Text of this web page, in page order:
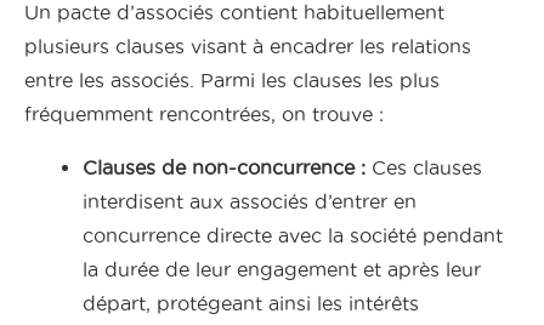
Un pacte d’associés contient habituellement
plusieurs clauses visant à encadrer les relations
entre les associés. Parmi les clauses les plus
fréquemment rencontrées, on trouve :
Clauses de non-concurrence : Ces clauses
interdisent aux associés d’entrer en
concurrence directe avec la société pendant
la durée de leur engagement et après leur
départ, protégeant ainsi les intérêts